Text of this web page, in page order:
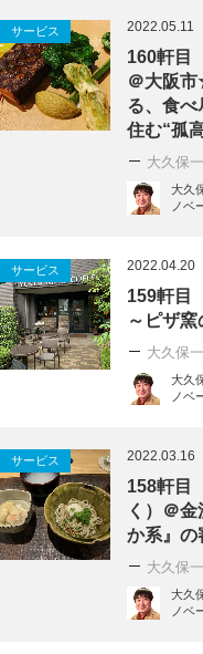
サービス 2022.05.11
160軒目
＠大阪
る、食べ
住む“孤
大久保
大久
ノベ
サービス 2022.04.20
159軒
～ピザ窯
大久保
大久
ノベ
サービス 2022.03.16
158軒目
く）＠
か系』の
大久保
大久
ノベ